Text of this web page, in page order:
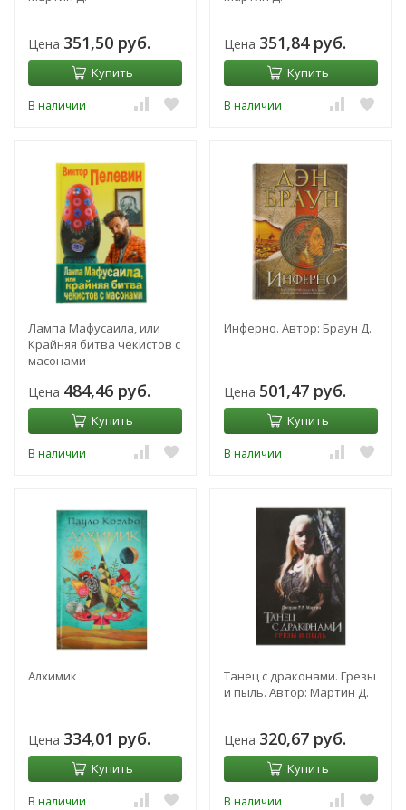
Цена 351,50 руб.
Купить
В наличии
Цена 351,84 руб.
Купить
В наличии
Лампа Мафусаила, или
Крайняя битва чекистов с
масонами
Цена 484,46 руб.
Купить
В наличии
Инферно. Автор: Браун Д.
Цена 501,47 руб.
Купить
В наличии
Алхимик
Цена 334,01 руб.
Купить
В наличии
Танец с драконами. Грезы
и пыль. Автор: Мартин Д.
Цена 320,67 руб.
Купить
В наличии